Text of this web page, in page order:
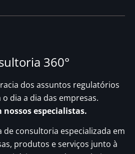
360°
dos assuntos regulatórios
dia a dia das empresas.
nossos especialistas.
de consultoria especializada em
produtos e serviços junto à